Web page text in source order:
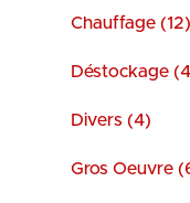
Chauffage (12)
Déstockage
Divers (4)
Gros Oeuvre